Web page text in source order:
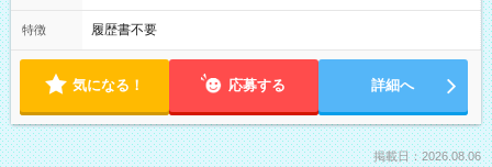
特徴 履歴書不要
気になる！ 応募する 詳細へ
掲載日：2026.08.06